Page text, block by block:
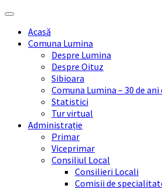
Skip
content
Skip
sidebar
Skip
right
sidebar
Skip
footerAcasă
Comuna Lumina
Despre Lumina
Despre Oituz
Sibioara
Comuna Lumina – 30 de
Statistici
Tur virtual
Administrație
Primar
Viceprimar
Consiliul Local
Consilieri Locali
Comisii de